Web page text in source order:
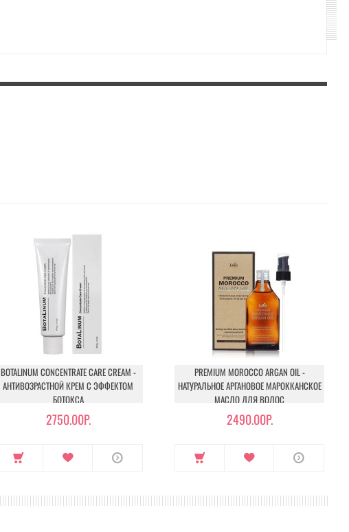
BOTALINUM CONCENTRATE CARE CREAM -
АНТИВОЗРАСТНОЙ КРЕМ С ЭФФЕКТОМ
БОТОКСА
2750.00Р.
PREMIUM MOROCCO ARGAN OIL -
НАТУРАЛЬНОЕ АРГАНОВОЕ МАРОККАНСКОЕ
МАСЛО ДЛЯ ВОЛОС
2490.00Р.